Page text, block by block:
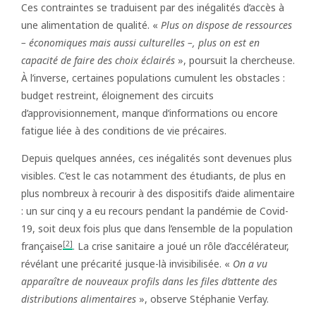
Ces contraintes se traduisent par des inégalités d’accès à
une alimentation de qualité. « Plus on dispose de ressources
– économiques mais aussi culturelles –, plus on est en
capacité de faire des choix éclairés », poursuit la chercheuse.
À l’inverse, certaines populations cumulent les obstacles :
budget restreint, éloignement des circuits
d’approvisionnement, manque d’informations ou encore
fatigue liée à des conditions de vie précaires.
Depuis quelques années, ces inégalités sont devenues plus
visibles. C’est le cas notamment des étudiants, de plus en
plus nombreux à recourir à des dispositifs d’aide alimentaire
: un sur cinq y a eu recours pendant la pandémie de Covid-
19, soit deux fois plus que dans l’ensemble de la population
française[2]. La crise sanitaire a joué un rôle d’accélérateur,
révélant une précarité jusque-là invisibilisée. « On a vu
apparaître de nouveaux profils dans les files d’attente des
distributions alimentaires », observe Stéphanie Verfay.